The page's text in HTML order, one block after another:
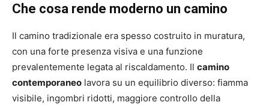
Che cosa rende moderno un camino
Il camino tradizionale era spesso costruito in muratura,
con una forte presenza visiva e una funzione
prevalentemente legata al riscaldamento. Il camino
contemporaneo lavora su un equilibrio diverso: fiamma
visibile, ingombri ridotti, maggiore controllo della